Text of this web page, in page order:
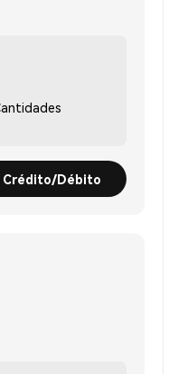
Crédito/Débito